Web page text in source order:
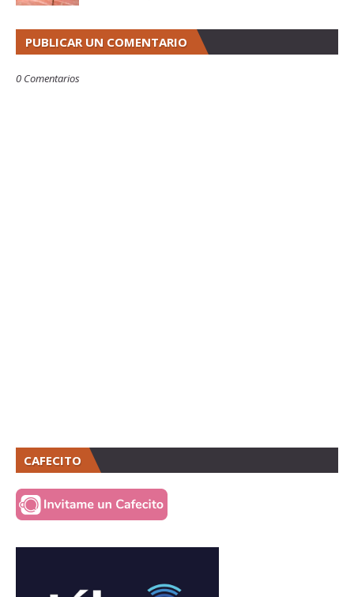
PUBLICAR UN COMENTARIO
0 Comentarios
CAFECITO